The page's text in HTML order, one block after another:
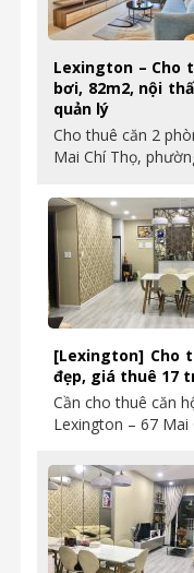
Lexington – Cho
bơi, 82m2, nội
quản lý
Cho thuê căn 2
Mai Chí Thọ,
[Lexington] Cho
đẹp, giá thuê 17
Cần cho thuê căn
Lexington – 67 Mai